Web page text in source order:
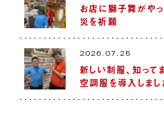
お店に獅子舞がやっ
災を祈願
2026.07.25
新しい制服、知っ
空調服を導入しまし